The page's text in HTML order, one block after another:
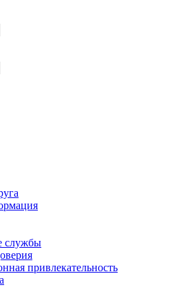
службы
привлекательность